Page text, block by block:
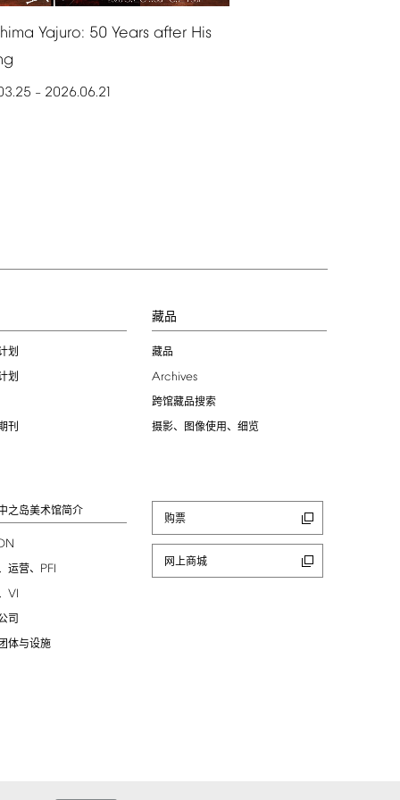
Yajuro: 50 Years after His
– 2026.06.21
划
划
刊
藏品
藏品
Archives
跨馆藏品搜索
摄影、图像使用、细览
之岛美术馆简介
运营、 PFI
VI
司
体与设施
购票
网上商城